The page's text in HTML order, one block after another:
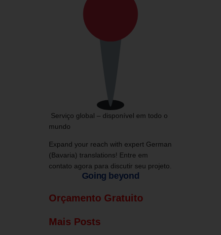
Serviço global – disponível em todo o
mundo
Expand your reach with expert German
(Bavaria) translations! Entre em
contato agora para discutir seu projeto.
Going beyond
Orçamento Gratuito
Mais Posts